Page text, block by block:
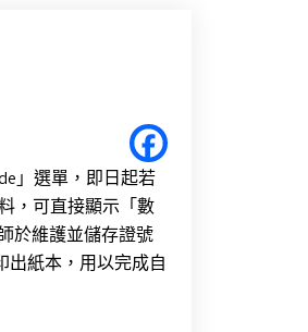
」選單，即日起若
，可直接顯示「數
於維護並儲存證號
出紙本，用以完成自